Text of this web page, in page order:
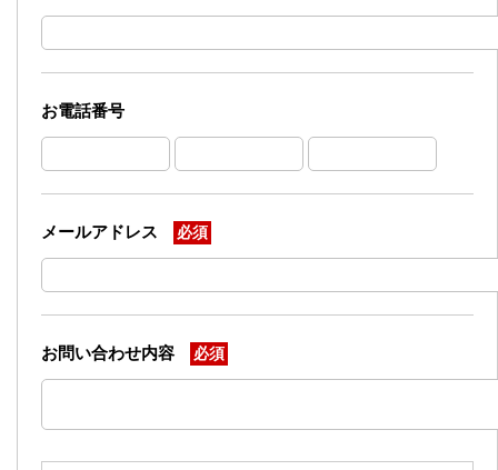
お電話番号
メールアドレス 必須
お問い合わせ内容 必須